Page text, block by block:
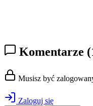
Komentarze
Musisz być
Zaloguj się